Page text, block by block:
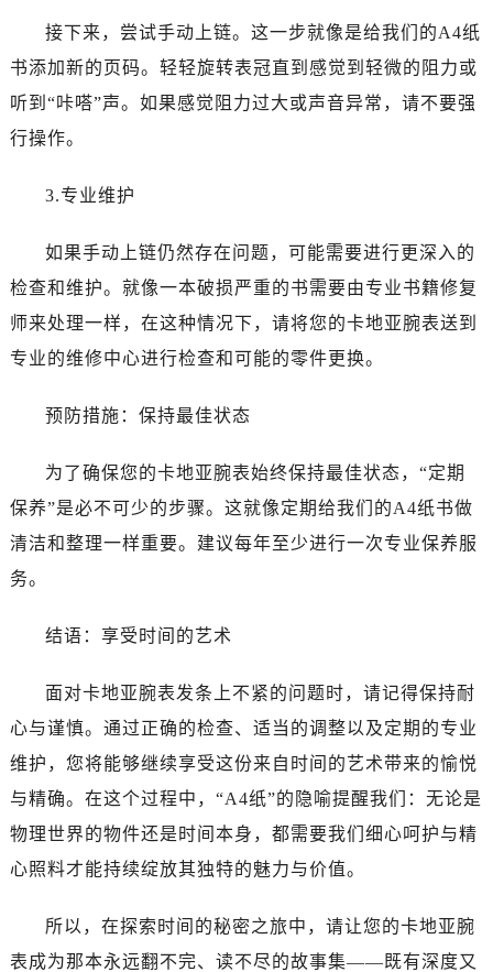
接下来，尝试手动上链。这一步就像是给我们的A4纸
书添加新的页码。轻轻旋转表冠直到感觉到轻微的阻力或
听到“咔嗒”声。如果感觉阻力过大或声音异常，请不要强
行操作。
3.专业维护
如果手动上链仍然存在问题，可能需要进行更深入的
检查和维护。就像一本破损严重的书需要由专业书籍修复
师来处理一样，在这种情况下，请将您的卡地亚腕表送到
专业的维修中心进行检查和可能的零件更换。
预防措施：保持最佳状态
为了确保您的卡地亚腕表始终保持最佳状态，“定期
保养”是必不可少的步骤。这就像定期给我们的A4纸书做
清洁和整理一样重要。建议每年至少进行一次专业保养服
务。
结语：享受时间的艺术
面对卡地亚腕表发条上不紧的问题时，请记得保持耐
心与谨慎。通过正确的检查、适当的调整以及定期的专业
维护，您将能够继续享受这份来自时间的艺术带来的愉悦
与精确。在这个过程中，“A4纸”的隐喻提醒我们：无论是
物理世界的物件还是时间本身，都需要我们细心呵护与精
心照料才能持续绽放其独特的魅力与价值。
所以，在探索时间的秘密之旅中，请让您的卡地亚腕
表成为那本永远翻不完、读不尽的故事集——既有深度又